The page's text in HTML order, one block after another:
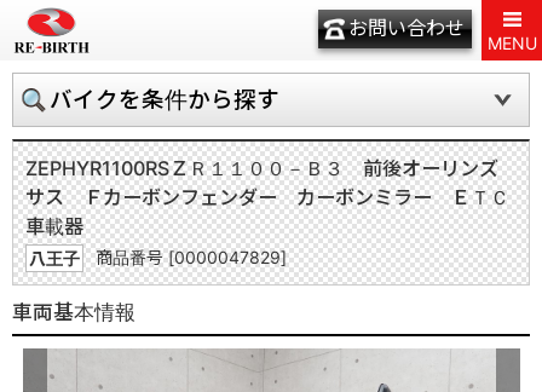
お問い合わせ
MENU
バイクを条件から探す
ZEPHYR1100RSＺＲ１１００－Ｂ３ 前後オーリンズ
サス Ｆカーボンフェンダー カーボンミラー ＥＴＣ
車載器
八王子 商品番号 [0000047829]
車両基本情報